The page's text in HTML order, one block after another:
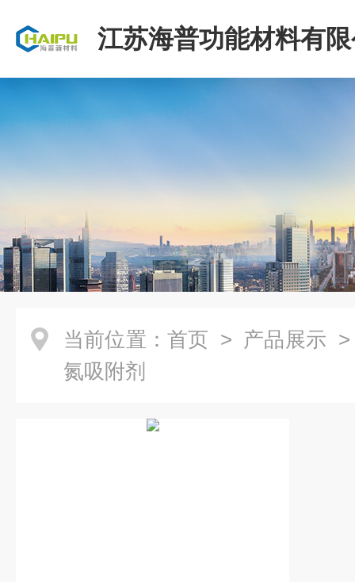
江苏海普功能材料有
当前位置： 首页 > 产品展示
氮吸附剂